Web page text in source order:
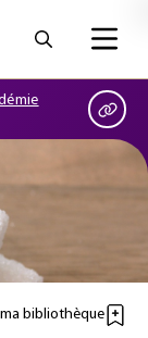
bibliothèque